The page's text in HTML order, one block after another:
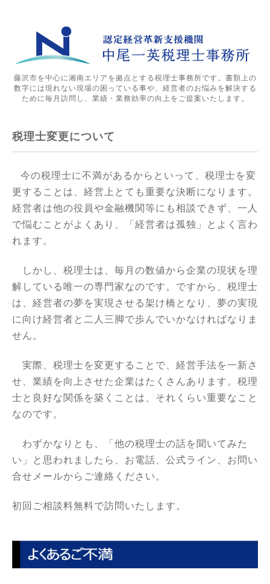
藤沢市を中心に湘南エリアを拠点とする税理士事務所です。書類上の
数字には現れない現場の困っている事や、経営者のお悩みを解決する
ために毎月訪問し、業績・業務効率の向上をご提案いたします。
税理士変更について
今の税理士に不満があるからといって、税理士を変
更することは、経営上とても重要な決断になります。
経営者は他の役員や金融機関等にも相談できず、一人
で悩むことがよくあり、「経営者は孤独」とよく言わ
れます。
しかし、税理士は、毎月の数値から企業の現状を理
解している唯一の専門家なのです。 ですから、税理士
は、経営者の夢を実現させる架け橋となり、夢の実現
に向け経営者と二人三脚で歩んでいかなければなりま
せん。
実際、税理士を変更することで、経営手法を一新さ
せ、業績を向上させた企業はたくさんあります。 税理
士と良好な関係を築くことは、それくらい重要なこと
なのです。
わずかなりとも、「他の税理士の話を聞いてみた
い」と思われましたら、お電話、公式ライン、お問い
合せメールからご連絡ください。
初回ご相談料無料で訪問いたします。